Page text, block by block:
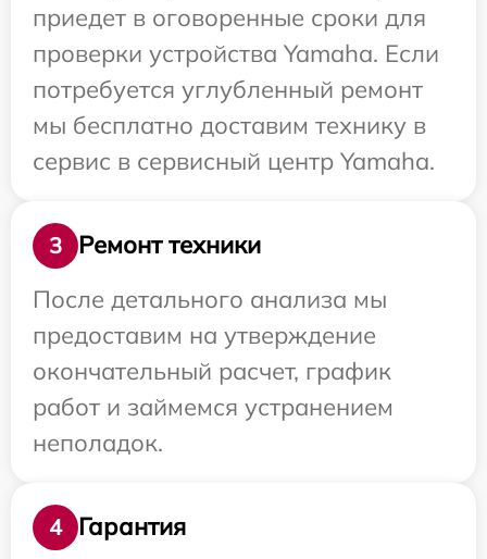
приедет в оговоренные сроки для
проверки устройства Yamaha. Если
потребуется углубленный ремонт
мы бесплатно доставим технику в
сервис в сервисный центр Yamaha.
3
Ремонт техники
После детального анализа мы
предоставим на утверждение
окончательный расчет, график
работ и займемся устранением
неполадок.
4 Гарантия